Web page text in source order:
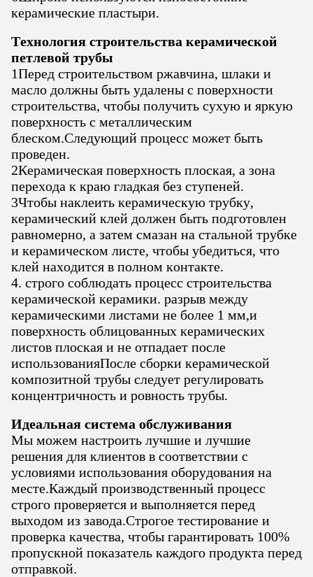
керамические пластыри.
Технология строительства керамической
петлевой трубы
1Перед строительством ржавчина, шлаки и
масло должны быть удалены с поверхности
строительства, чтобы получить сухую и яркую
поверхность с металлическим
блеском.Следующий процесс может быть
проведен.
2Керамическая поверхность плоская, а зона
перехода к краю гладкая без ступеней.
3Чтобы наклеить керамическую трубку,
керамический клей должен быть подготовлен
равномерно, а затем смазан на стальной трубке
и керамическом листе, чтобы убедиться, что
клей находится в полном контакте.
4. строго соблюдать процесс строительства
керамической керамики. разрыв между
керамическими листами не более 1 мм,и
поверхность облицованных керамических
листов плоская и не отпадает после
использованияПосле сборки керамической
композитной трубы следует регулировать
концентричность и ровность трубы.
Идеальная система обслуживания
Мы можем настроить лучшие и лучшие
решения для клиентов в соответствии с
условиями использования оборудования на
месте.Каждый производственный процесс
строго проверяется и выполняется перед
выходом из завода.Строгое тестирование и
проверка качества, чтобы гарантировать 100%
пропускной показатель каждого продукта перед
отправкой.